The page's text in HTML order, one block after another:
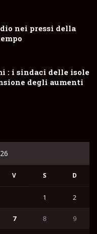
nei pressi della
: i sindaci delle isole
degli aumenti
V S D
1 2
7 8 9